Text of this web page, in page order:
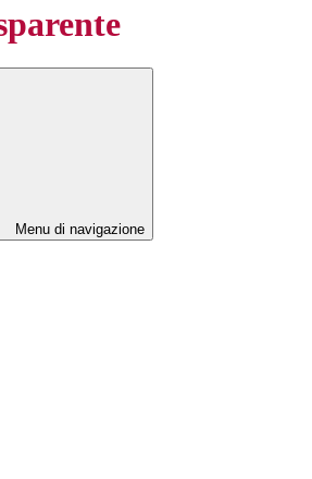
Menu di navigazione